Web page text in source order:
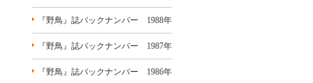
『野鳥』誌バックナンバー 1988年
『野鳥』誌バックナンバー 1987年
『野鳥』誌バックナンバー 1986年